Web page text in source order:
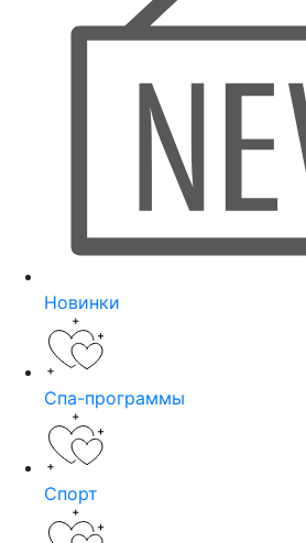
Новинки
Спа-программы
Спорт